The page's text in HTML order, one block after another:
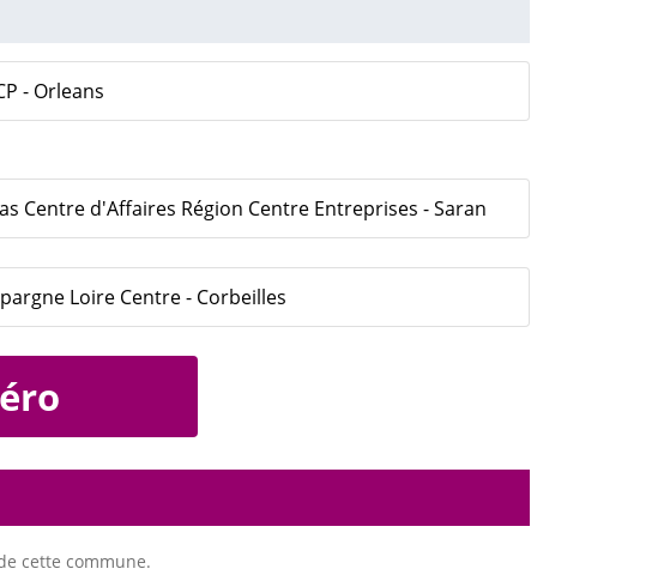
- Orleans
Centre d'Affaires Région Centre Entreprises - Saran
Loire Centre - Corbeilles
cette commune.